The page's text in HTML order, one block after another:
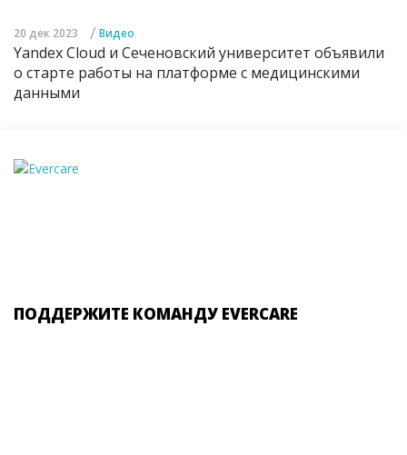
20 дек 2023 / Видео
Yandex Cloud и Сеченовский университет объявили
о старте работы на платформе с медицинскими
данными
ПОДДЕРЖИТЕ КОМАНДУ EVERCARE